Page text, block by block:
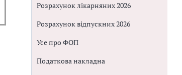
Розрахунок лікарняних 2026
Розрахунок відпускних 2026
Усе про ФОП
Податкова накладна